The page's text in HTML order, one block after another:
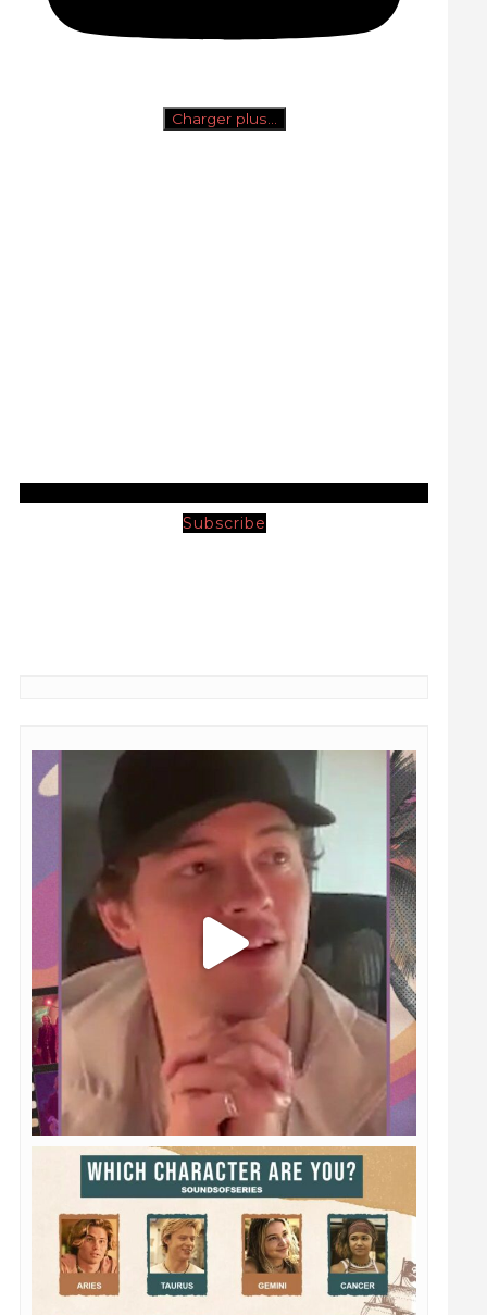
Charger plus…
Subscribe